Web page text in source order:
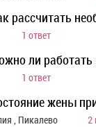
рассчитать
1 ответ
ли работать
1 ответ
жены
, Пикалево 2